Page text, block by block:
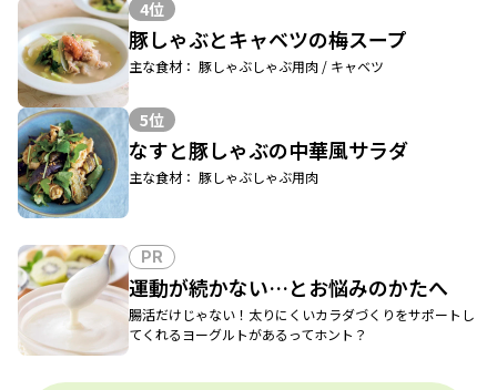
4位
豚しゃぶとキャベツの梅スープ
主な食材： 豚しゃぶしゃぶ用肉 / キャベツ
5位
なすと豚しゃぶの中華風サラダ
主な食材： 豚しゃぶしゃぶ用肉
PR
運動が続かない…とお悩みのかたへ
腸活だけじゃない！太りにくいカラダづくりをサポートし
てくれるヨーグルトがあるってホント？